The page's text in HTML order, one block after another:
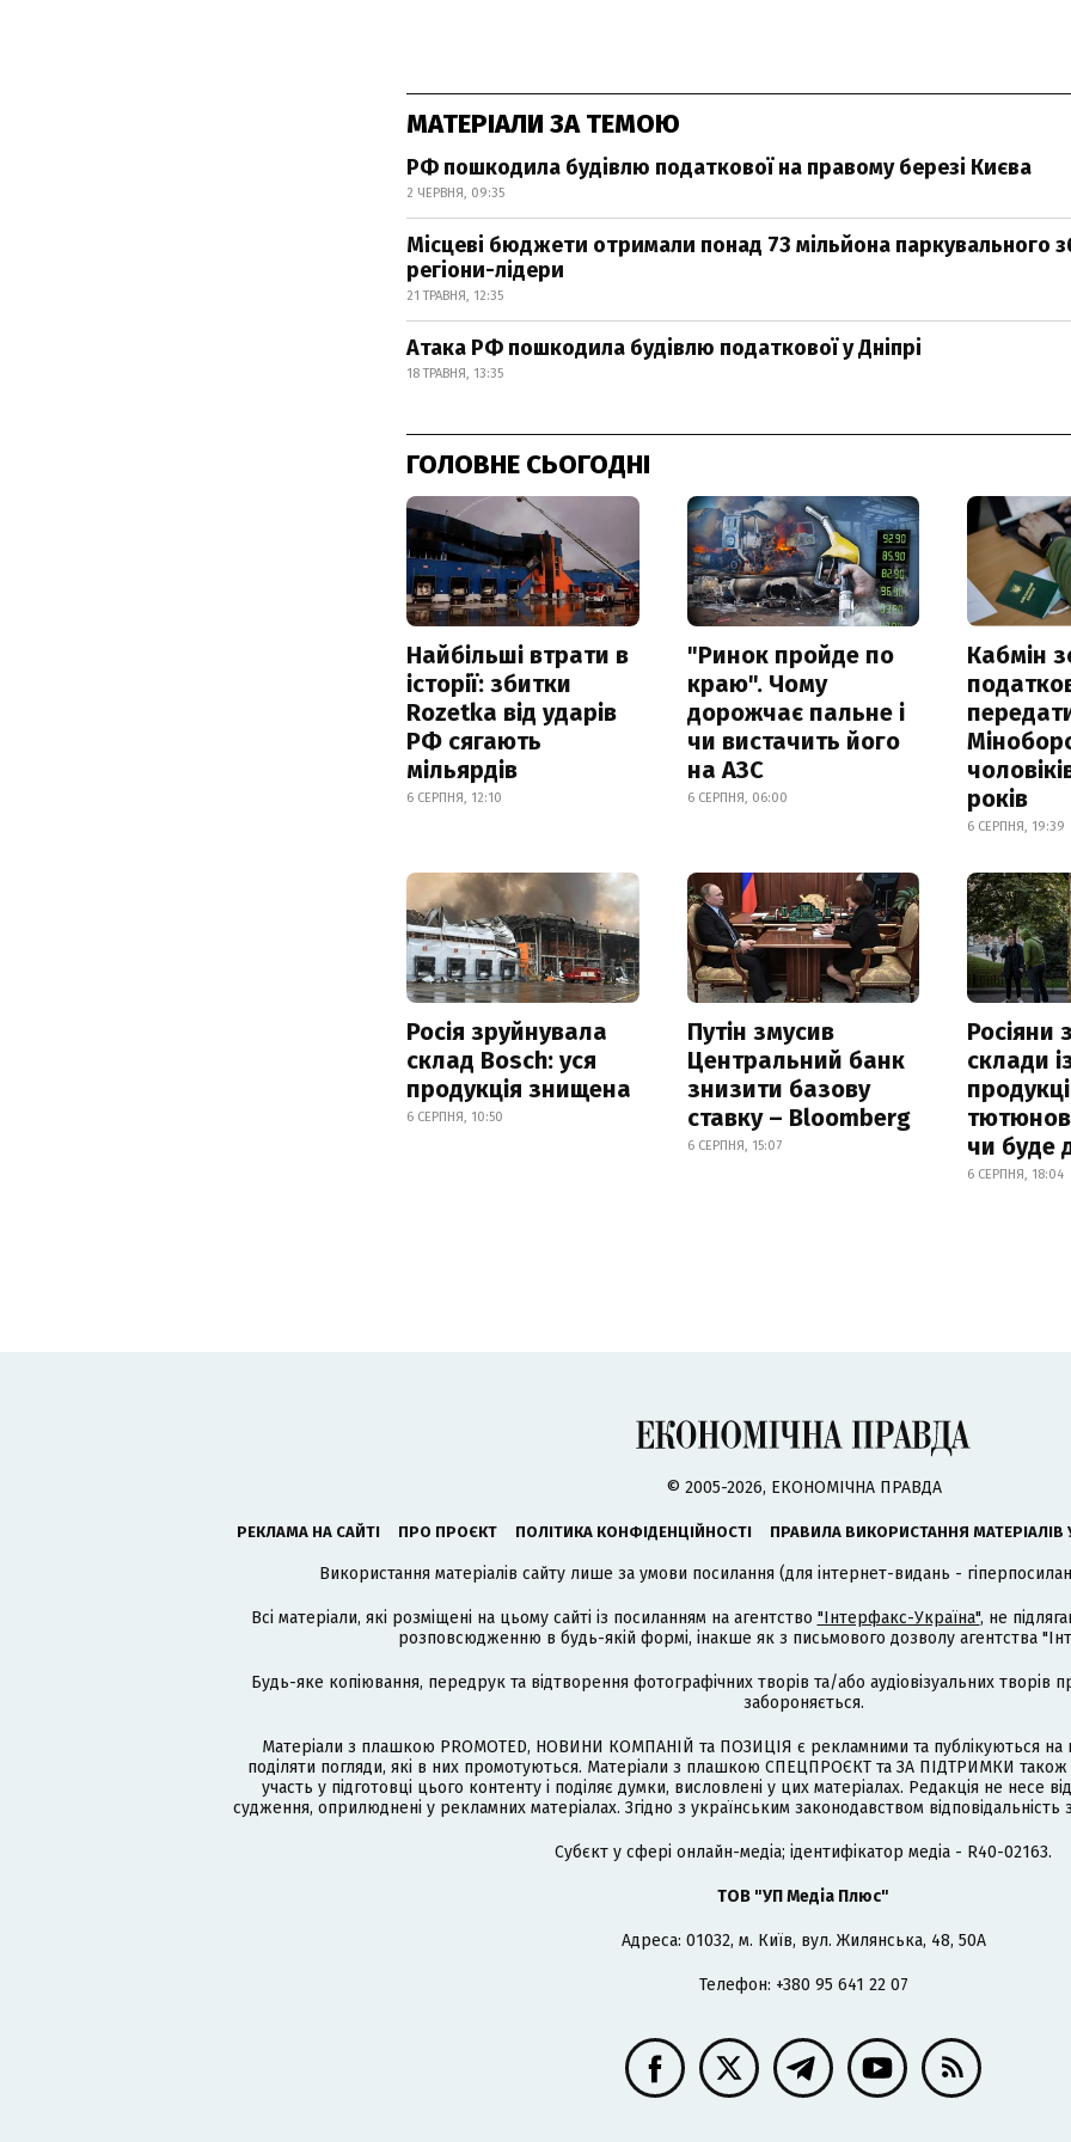
МАТЕРІАЛИ ЗА ТЕМОЮ
РФ пошкодила будівлю податкової на правому березі Києва
2 ЧЕРВНЯ, 09:35
Місцеві бюджети отримали понад 73 мільйона паркувального
регіони-лідери
21 ТРАВНЯ, 12:35
Атака РФ пошкодила будівлю податкової у Дніпрі
18 ТРАВНЯ, 13:35
ГОЛОВНЕ СЬОГОДНІ
Найбільші втрати в
історії: збитки
Rozetka від ударів
РФ сягають
мільярдів
6 СЕРПНЯ, 12:10
"Ринок пройде по
краю". Чому
дорожчає пальне і
чи вистачить його
на АЗС
6 СЕРПНЯ, 06:00
Кабмін
років
6 СЕРПНЯ, 19:39
Росія зруйнувала
склад Bosch: уся
продукція знищена
6 СЕРПНЯ, 10:50
Путін змусив
Центральний банк
знизити базову
ставку – Bloomberg
6 СЕРПНЯ, 15:07
Росіяни
склади
чи буде
6 СЕРПНЯ, 18:04
© 2005-2026, ЕКОНОМІЧНА ПРАВДА
РЕКЛАМА НА САЙТІ ПРО ПРОЄКТ ПОЛІТИКА КОНФІДЕНЦІЙНОСТІ ПРАВИЛА ВИКОРИСТАННЯ МАТЕРІАЛІВ
Використання матеріалів сайту лише за умови посилання (для інтернет-видань -
Всі матеріали, які розміщені на цьому сайті із посиланням на агентство "Інтерфакс-Україна", не
розповсюдженню в будь-якій формі, інакше як з письмового дозволу агентства
Будь-яке копіювання, передрук та відтворення фотографічних творів та/або аудіовізуальних
забороняється.
Матеріали з плашкою PROMOTED, НОВИНИ КОМПАНІЙ та ПОЗИЦІЯ є рекламними та публікуються на
поділяти погляди, які в них промотуються. Матеріали з плашкою СПЕЦПРОЄКТ та ЗА ПІДТРИМКИ
участь у підготовці цього контенту і поділяє думки, висловлені у цих матеріалах. Редакція не несе
судження, оприлюднені у рекламних матеріалах. Згідно з українським законодавством
Cубєкт у сфері онлайн-медіа; ідентифікатор медіа - R40-02163.
ТОВ "УП Медіа Плюс"
Адреса: 01032, м. Київ, вул. Жилянська, 48, 50А
Телефон: +380 95 641 22 07